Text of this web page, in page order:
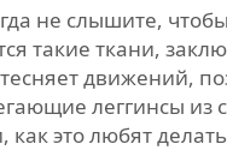
не слышите,
такие ткани,
движений,
леггинсы из
это любят